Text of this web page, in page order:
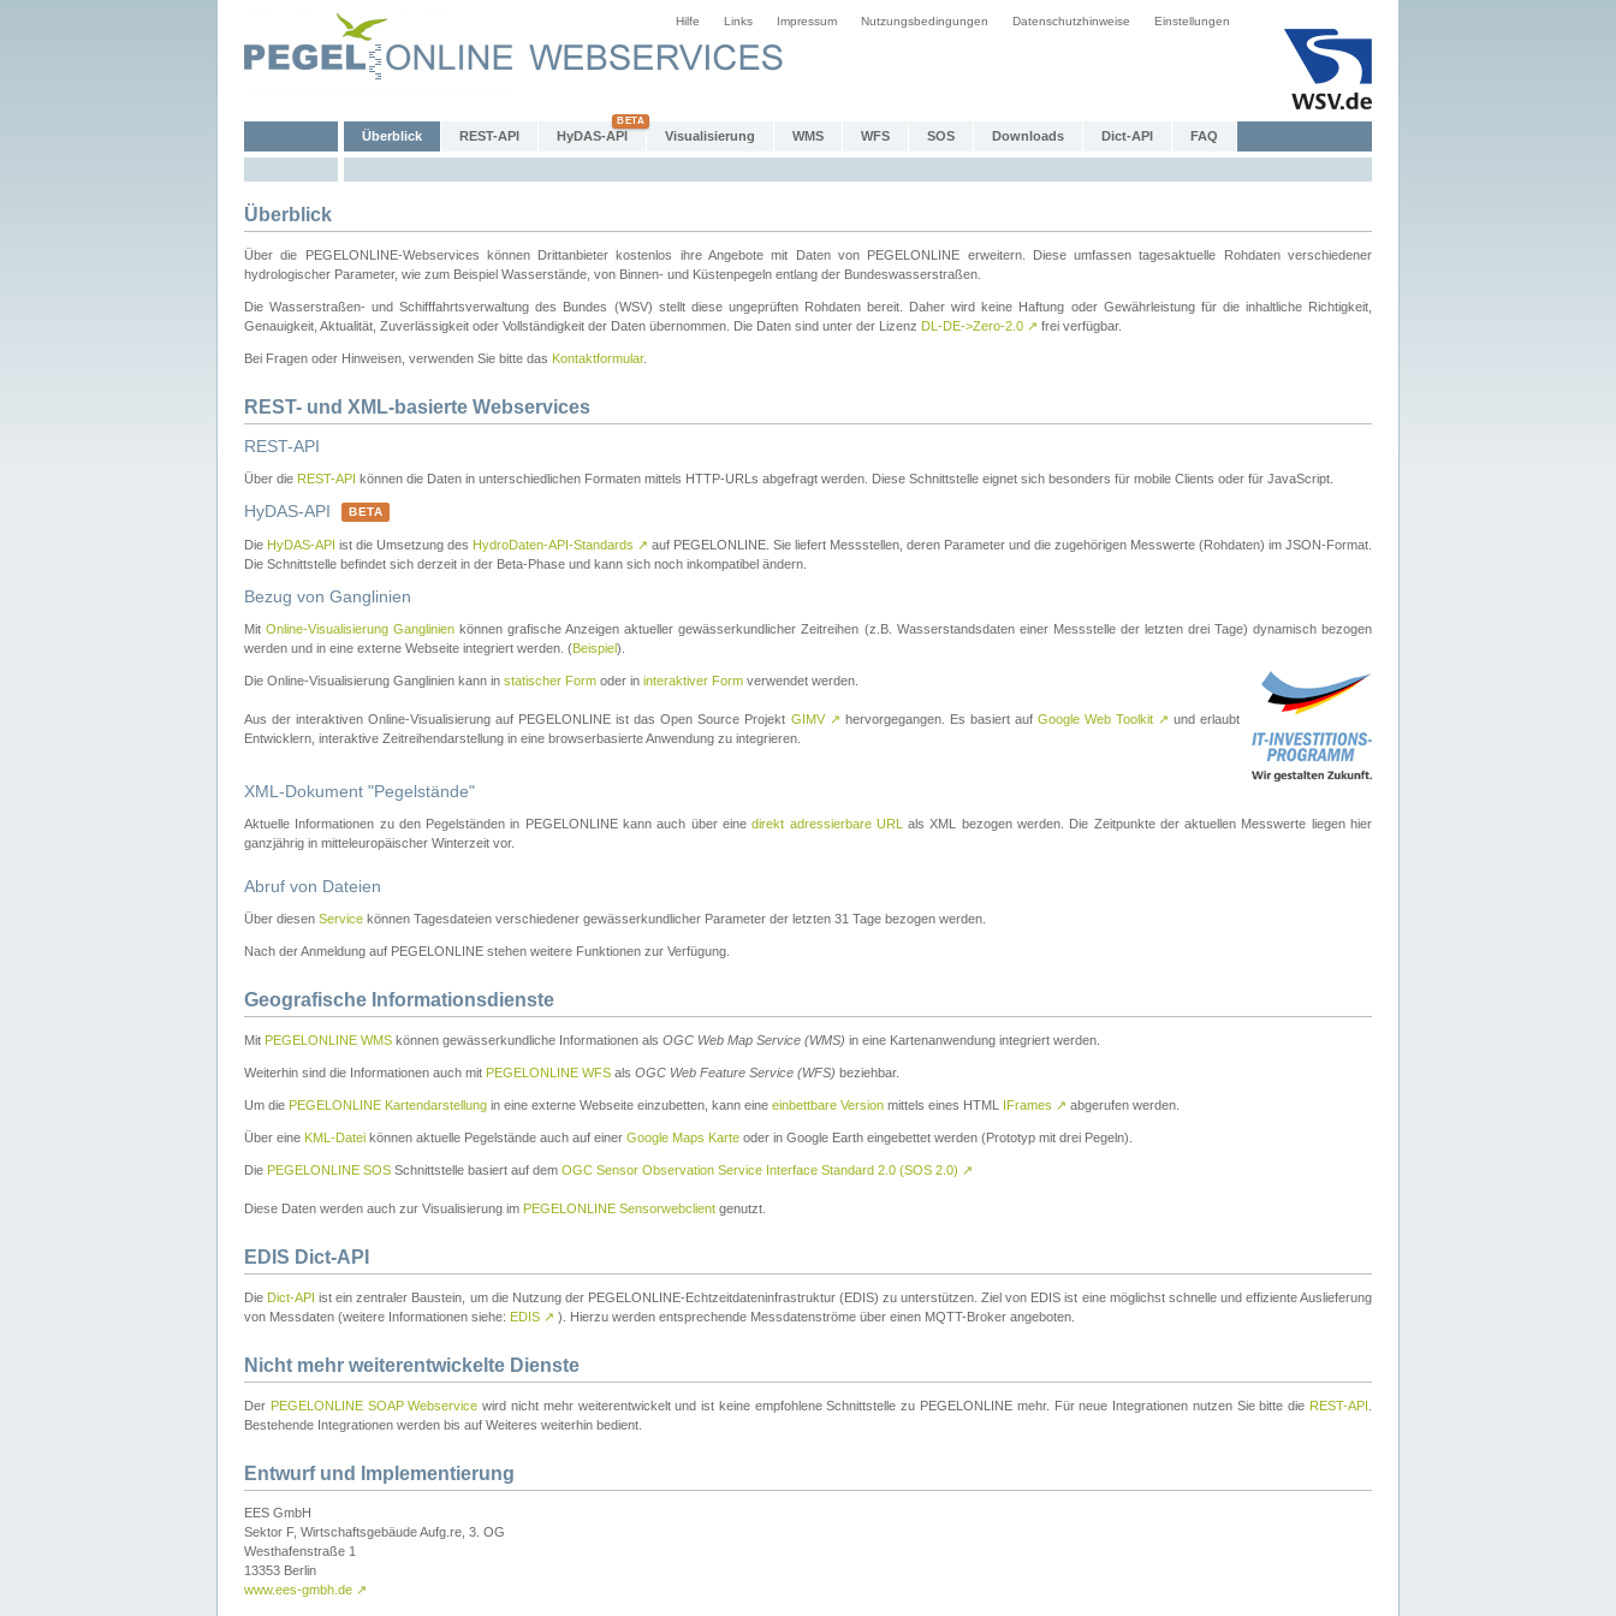
Hilfe Links Impressum Nutzungsbedingungen Datenschutzhinweise Einstellungen
Überblick REST-API HyDAS-API Visualisierung WMS WFS SOS Downloads Dict-API FAQ
Überblick
Über die PEGELONLINE-Webservices können Drittanbieter kostenlos ihre Angebote mit Daten von PEGELONLINE erweitern. Diese umfassen tagesaktuelle Rohdaten verschiedener
hydrologischer Parameter, wie zum Beispiel Wasserstände, von Binnen- und Küstenpegeln entlang der Bundeswasserstraßen.
Die Wasserstraßen- und Schifffahrtsverwaltung des Bundes (WSV) stellt diese ungeprüften Rohdaten bereit. Daher wird keine Haftung oder Gewährleistung für die inhaltliche Richtigkeit,
Genauigkeit, Aktualität, Zuverlässigkeit oder Vollständigkeit der Daten übernommen. Die Daten sind unter der Lizenz DL-DE->Zero-2.0 ↗ frei verfügbar.
Bei Fragen oder Hinweisen, verwenden Sie bitte das Kontaktformular.
REST- und XML-basierte Webservices
REST-API
Über die REST-API können die Daten in unterschiedlichen Formaten mittels HTTP-URLs abgefragt werden. Diese Schnittstelle eignet sich besonders für mobile Clients oder für JavaScript.
HyDAS-API BETA
Die HyDAS-API ist die Umsetzung des HydroDaten-API-Standards ↗ auf PEGELONLINE. Sie liefert Messstellen, deren Parameter und die zugehörigen Messwerte (Rohdaten) im JSON-Format.
Die Schnittstelle befindet sich derzeit in der Beta-Phase und kann sich noch inkompatibel ändern.
Bezug von Ganglinien
MitOnline-Visualisierung Ganglinien können grafische Anzeigen aktueller gewässerkundlicher Zeitreihen (z.B. Wasserstandsdaten einer Messstelle der letzten drei Tage) dynamisch bezogen
werden und in eine externe Webseite integriert werden. (Beispiel).
Die Online-Visualisierung Ganglinien kann in statischer Form oder in interaktiver Form verwendet werden.
Aus der interaktiven Online-Visualisierung auf PEGELONLINE ist das Open Source Projekt GIMV ↗ hervorgegangen. Es basiert auf Google Web Toolkit ↗ und erlaubt
Entwicklern, interaktive Zeitreihendarstellung in eine browserbasierte Anwendung zu integrieren.
XML-Dokument "Pegelstände"
Aktuelle Informationen zu den Pegelständen in PEGELONLINE kann auch über einedirekt adressierbare URL
als XML bezogen werden. Die Zeitpunkte der aktuellen Messwerte liegen hier
ganzjährig in mitteleuropäischer Winterzeit vor.
Abruf von Dateien
Über diesen Service können Tagesdateien verschiedener gewässerkundlicher Parameter der letzten 31 Tage bezogen werden.
Nach der Anmeldung auf PEGELONLINE stehen weitere Funktionen zur Verfügung.
Geografische Informationsdienste
Mit PEGELONLINE WMS können gewässerkundliche Informationen als OGC Web Map Service (WMS) in eine Kartenanwendung integriert werden.
Weiterhin sind die Informationen auch mit PEGELONLINE WFS als OGC Web Feature Service (WFS) beziehbar.
Um die PEGELONLINE Kartendarstellung in eine externe Webseite einzubetten, kann eine einbettbare Version mittels eines HTML IFrames ↗ abgerufen werden.
Über eine KML-Datei können aktuelle Pegelstände auch auf einer Google Maps Karte oder in Google Earth eingebettet werden (Prototyp mit drei Pegeln).
Die PEGELONLINE SOS Schnittstelle basiert auf dem OGC Sensor Observation Service Interface Standard 2.0 (SOS 2.0) ↗
Diese Daten werden auch zur Visualisierung im PEGELONLINE Sensorwebclient genutzt.
EDIS Dict-API
Die Dict-API ist ein zentraler Baustein, um die Nutzung der PEGELONLINE-Echtzeitdateninfrastruktur (EDIS) zu unterstützen. Ziel von EDIS ist eine möglichst schnelle und effiziente Auslieferung
von Messdaten (weitere Informationen siehe: EDIS ↗ ). Hierzu werden entsprechende Messdatenströme über einen MQTT-Broker angeboten.
Nicht mehr weiterentwickelte Dienste
Der PEGELONLINE SOAP Webservice wird nicht mehr weiterentwickelt und ist keine empfohlene Schnittstelle zu PEGELONLINE mehr. Für neue Integrationen nutzen Sie bitte die REST-API
Bestehende Integrationen werden bis auf Weiteres weiterhin bedient.
Entwurf und Implementierung
EES GmbH
Sektor F, Wirtschaftsgebäude Aufg.re, 3. OG
Westhafenstraße 1
13353 Berlin
www.ees-gmbh.de ↗